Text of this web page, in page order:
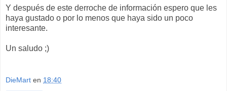
Y después de este derroche de información espero que les
haya gustado o por lo menos que haya sido un poco
interesante.
Un saludo ;)
DieMart en 18:40